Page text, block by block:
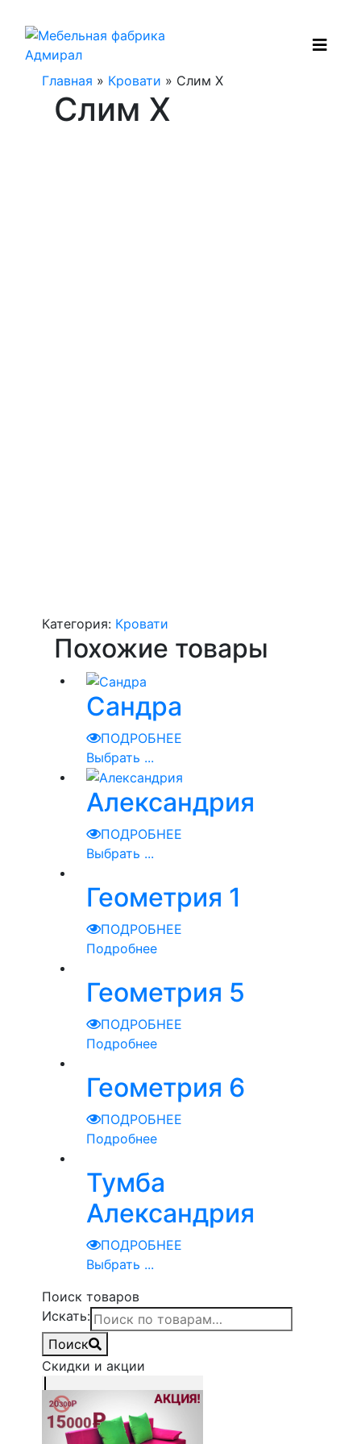
Главная » Кровати » Слим Х
Слим Х
Категория: Кровати
Похожие товары
Сандра
ПОДРОБНЕЕ
Выбрать ...
Александрия
ПОДРОБНЕЕ
Выбрать ...
Геометрия 1
ПОДРОБНЕЕ
Подробнее
Геометрия 5
ПОДРОБНЕЕ
Подробнее
Геометрия 6
ПОДРОБНЕЕ
Подробнее
Тумба
Александрия
ПОДРОБНЕЕ
Выбрать ...
Поиск товаров
Искать:
Поиск
Скидки и акции